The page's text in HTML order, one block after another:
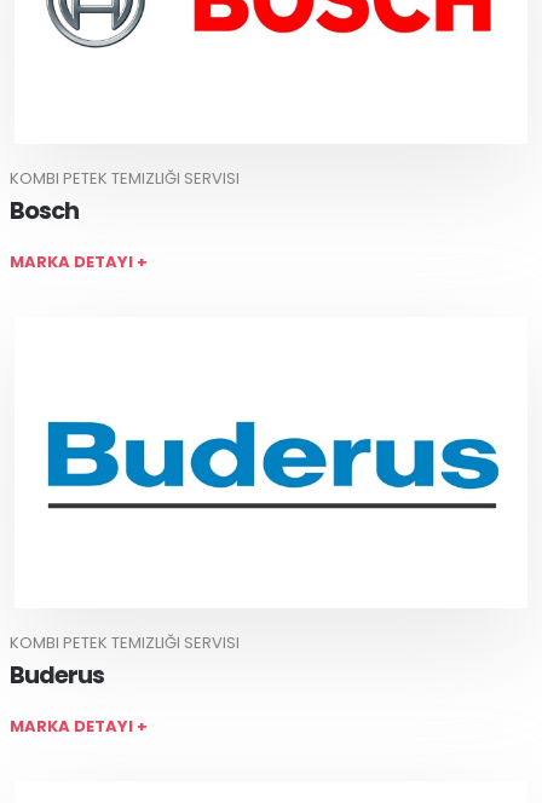
KOMBI PETEK TEMIZLIĞI SERVISI
Bosch
MARKA DETAYI +
KOMBI PETEK TEMIZLIĞI SERVISI
Buderus
MARKA DETAYI +